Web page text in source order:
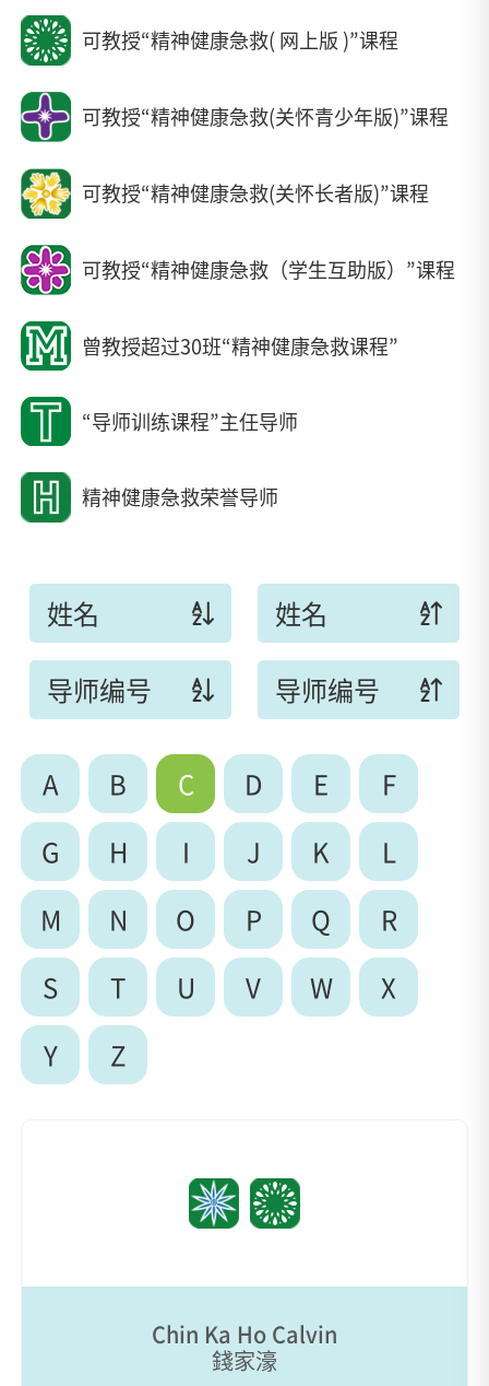
可教授“精神健康急救( 网上版 )”课程
可教授“精神健康急救(关怀青少年版)”课程
可教授“精神健康急救(关怀长者版)”课程
可教授“精神健康急救（学生互助版）”课程
曾教授超过30班“精神健康急救课程”
“导师训练课程”主任导师
精神健康急救荣誉导师
姓名
姓名
导师编号
导师编号
A B C D E
F
G
H I J K
L
M
N O P Q
R
S
T U V W
X
Y
Z
Chin Ka Ho Calvin
錢家濠